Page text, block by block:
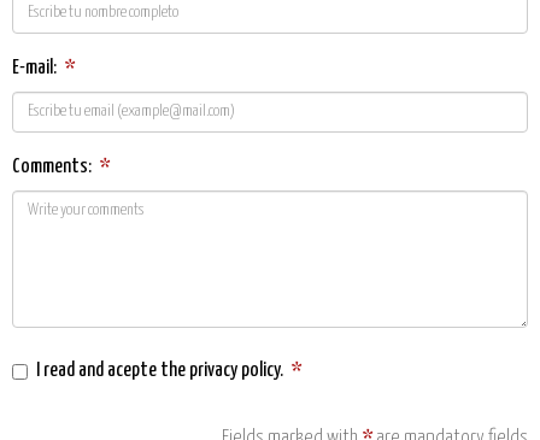
E-mail: *
Comments: *
I read and acepte the privacy policy. *